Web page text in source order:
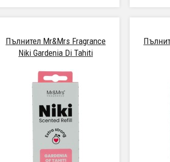
Пълнител Mr&Mrs Fragrance
Niki Gardenia Di Tahiti